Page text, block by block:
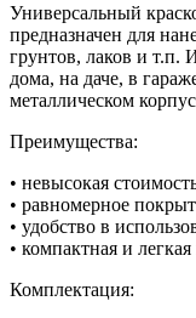
Универсальный
предназначен для
грунтов, лаков и т.п.
дома, на даче, в
металлическом
Преимущества:
• невысокая
• равномерное
• удобство в
• компактная и
Комплектация: